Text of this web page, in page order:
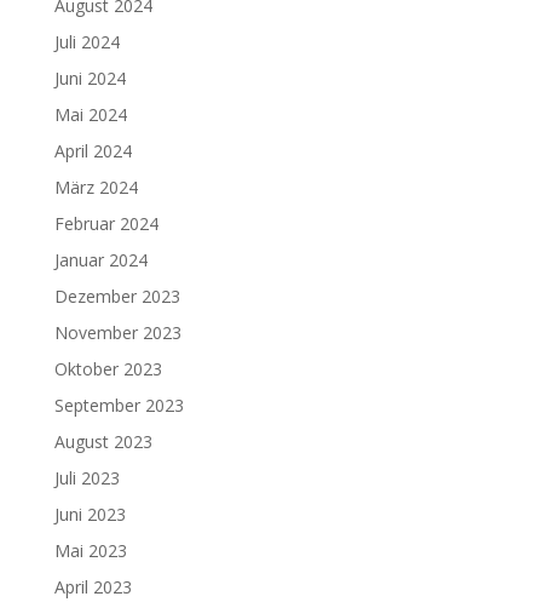
August 2024
Juli 2024
Juni 2024
Mai 2024
April 2024
März 2024
Februar 2024
Januar 2024
Dezember 2023
November 2023
Oktober 2023
September 2023
August 2023
Juli 2023
Juni 2023
Mai 2023
April 2023